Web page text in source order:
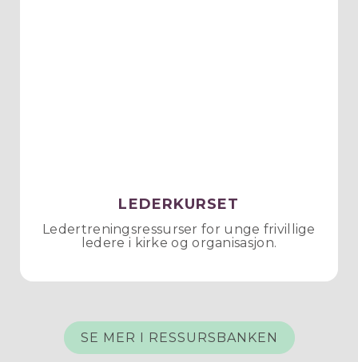
LEDERKURSET
Ledertreningsressurser for unge frivillige
ledere i kirke og organisasjon.
SE MER I RESSURSBANKEN